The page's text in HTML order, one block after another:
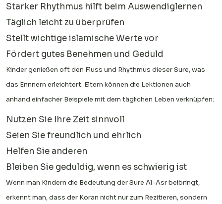
Starker Rhythmus hilft beim Auswendiglernen
Täglich leicht zu überprüfen
Stellt wichtige islamische Werte vor
Fördert gutes Benehmen und Geduld
Kinder genießen oft den Fluss und Rhythmus dieser Sure, was
das Erinnern erleichtert. Eltern können die Lektionen auch
anhand einfacher Beispiele mit dem täglichen Leben verknüpfen:
Nutzen Sie Ihre Zeit sinnvoll
Seien Sie freundlich und ehrlich
Helfen Sie anderen
Bleiben Sie geduldig, wenn es schwierig ist
Wenn man Kindern die Bedeutung der Sure Al-Asr beibringt,
erkennt man, dass der Koran nicht nur zum Rezitieren, sondern